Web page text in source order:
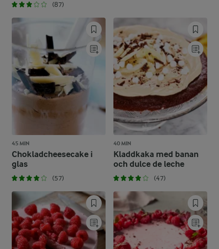
(87)
45 MIN
Chokladcheesecake i
glas
(57)
40 MIN
Kladdkaka med banan
och dulce de leche
(47)